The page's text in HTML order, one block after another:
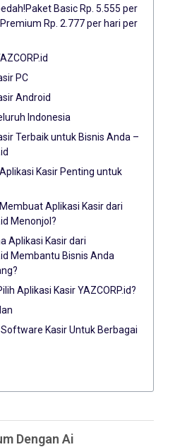
Basic Rp. 5.555 per
Rp. 2.777 per hari per
PC
Android
Indonesia
Terbaik untuk Bisnis Anda –
Kasir Penting untuk
Aplikasi Kasir dari
Menonjol?
Aplikasi Kasir dari
Membantu Bisnis Anda
Aplikasi Kasir YAZCORP.id?
Kasir Untuk Berbagai
Dengan Ai